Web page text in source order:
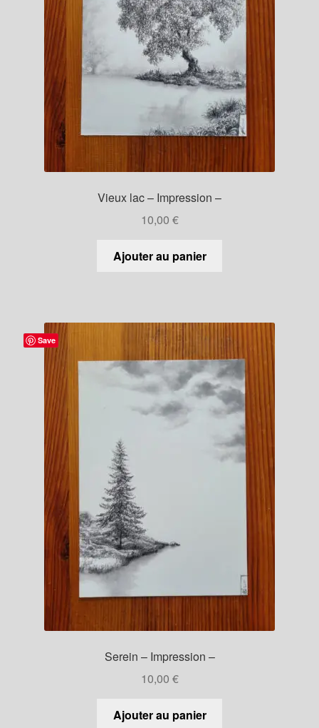
Vieux lac – Impression –
10,00 €
Ajouter au panier
Save
Serein – Impression –
10,00 €
Ajouter au panier